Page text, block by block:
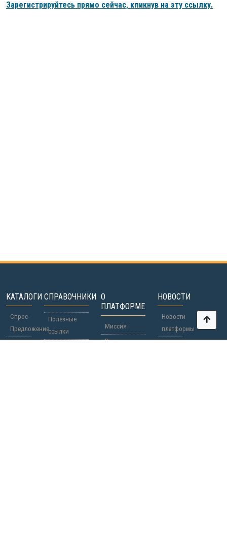
Зарегистрируйтесь прямо сейчас, кликнув на эту ссылку.
КАТАЛОГИ
Спрос-
Предложение
СПРАВОЧНИКИ
Полезные
ссылки
О
ПЛАТФОРМЕ
Миссия
Вопросы-
НОВОСТИ
Новости
платформы